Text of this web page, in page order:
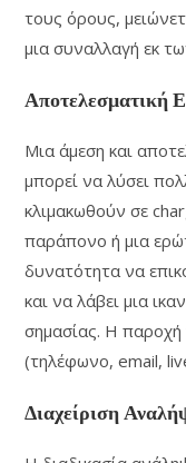
τους όρους,
μια συναλλαγή εκ
Αποτελεσματική
Μια άμεση και
μπορεί να λύσει
κλιμακωθούν σε
παράπονο ή μια
δυνατότητα να
και να λάβει μια
σημασίας. Η
(τηλέφωνο, email,
Διαχείριση